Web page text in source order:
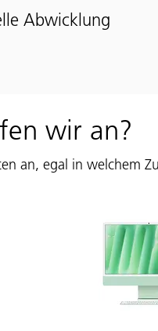
Abwicklung
wir an?
an, egal in welchem